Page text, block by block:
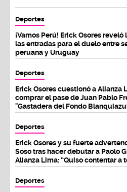
Deportes
¡Vamos Perú! Erick Osores
las entradas para el duelo entre
peruana y Uruguay
Deportes
Erick Osores cuestionó a Alianza
comprar el pase de Juan Pablo
"Gastadera del Fondo
Deportes
Erick Osores y su fuerte
Soso tras hacer debutar a Paolo
Alianza Lima: “Quiso contentar a
Deportes